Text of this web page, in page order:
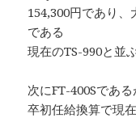
154,300円であり
である
現在のTS-990と並
次にFT-400Sであ
卒初任給換算で現